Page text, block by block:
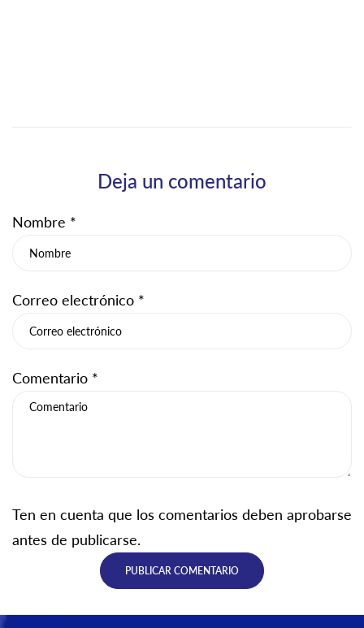
Deja un comentario
Nombre *
Correo electrónico *
Comentario *
Ten en cuenta que los comentarios deben aprobarse
antes de publicarse.